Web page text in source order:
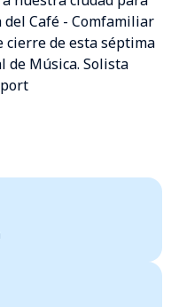
Café - Comfamiliar
cierre de esta séptima
de Música. Solista